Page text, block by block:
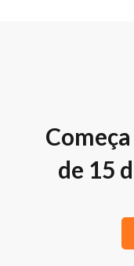
de 15